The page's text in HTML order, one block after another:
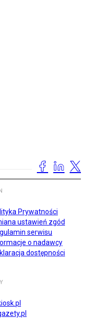
Prywatności
ustawień zgód
serwisu
o nadawcy
dostępności